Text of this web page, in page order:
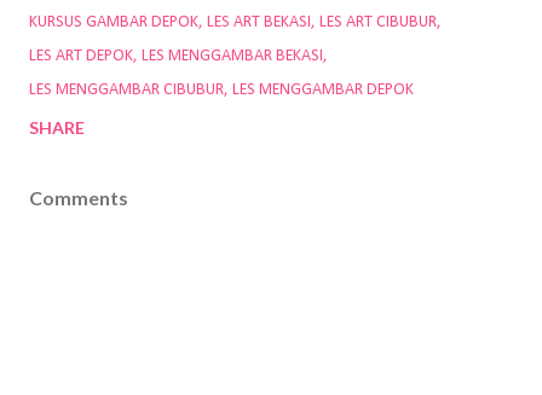
KURSUS GAMBAR DEPOK LES ART BEKASI
LES ART CIBUBUR
LES ART DEPOK LES MENGGAMBAR BEKASI
LES MENGGAMBAR CIBUBUR LES MENGGAMBAR DEPOK
SHARE
Comments